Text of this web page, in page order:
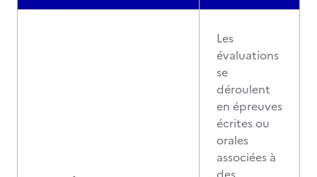
Les
évaluations
se
déroulent
en épreuves
écrites ou
orales
associées à